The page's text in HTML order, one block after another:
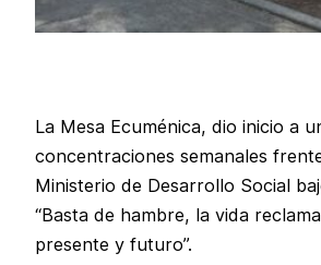
La Mesa Ecuménica, dio inicio a
concentraciones semanales
Ministerio de Desarrollo Social
“Basta de hambre, la vida
presente y futuro”.